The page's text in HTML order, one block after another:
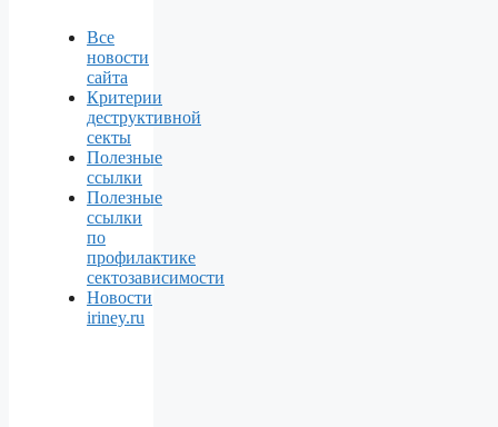
Все
новости
сайта
Критерии
деструктивной
секты
Полезные
ссылки
Полезные
ссылки
по
профилактике
сектозависимости
Новости
iriney.ru